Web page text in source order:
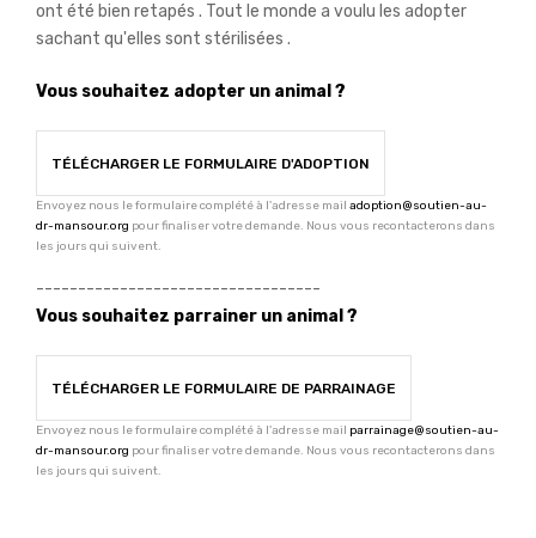
ont été bien retapés . Tout le monde a voulu les adopter
sachant qu'elles sont stérilisées .
Vous souhaitez adopter un animal ?
TÉLÉCHARGER LE FORMULAIRE D'ADOPTION
Envoyez nous le formulaire complété à l'adresse mail adoption@soutien-au-
dr-mansour.org pour finaliser votre demande. Nous vous recontacterons dans
les jours qui suivent.
----------------------------------
Vous souhaitez parrainer un animal ?
TÉLÉCHARGER LE FORMULAIRE DE PARRAINAGE
Envoyez nous le formulaire complété à l'adresse mail parrainage@soutien-au-
dr-mansour.org pour finaliser votre demande. Nous vous recontacterons dans
les jours qui suivent.